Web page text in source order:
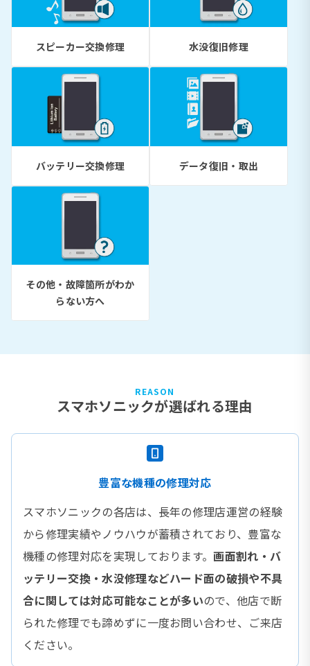
スピーカー交換修理 水没復旧修理
バッテリー交換修理 データ復旧・取出
その他・故障箇所がわか
らない方へ
REASON
スマホソニックが選ばれる理由
豊富な機種の修理対応
スマホソニックの各店は、長年の修理店運営の経験
から修理実績やノウハウが蓄積されており、豊富な
機種の修理対応を実現しております。画面割れ・バ
ッテリー交換・水没修理などハード面の破損や不具
合に関しては対応可能なことが多いので、他店で断
られた修理でも諦めずに一度お問い合わせ、ご来店
ください。